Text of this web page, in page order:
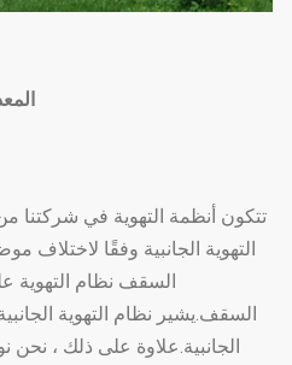
تتكون أنظمة التهوية في شركتنا
التهوية الجانبية وفقًا لاختلاف
السقف نظام التهوية
السقف.يشير نظام التهوية
الجانبية.علاوة على ذلك ، نحن